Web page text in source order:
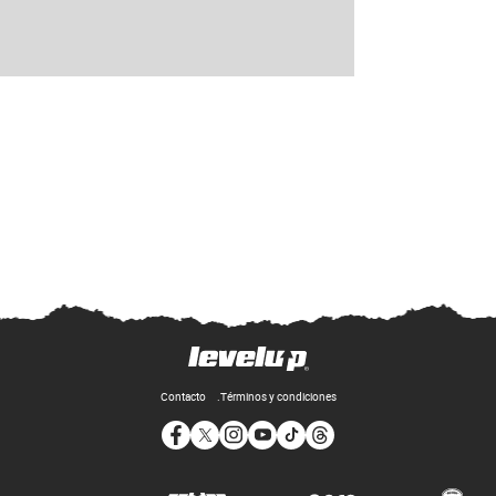
Contacto Términos y condiciones
Opens in new window
Opens in new window
Opens in new window
Opens in new window
Opens in new window
Opens in new window